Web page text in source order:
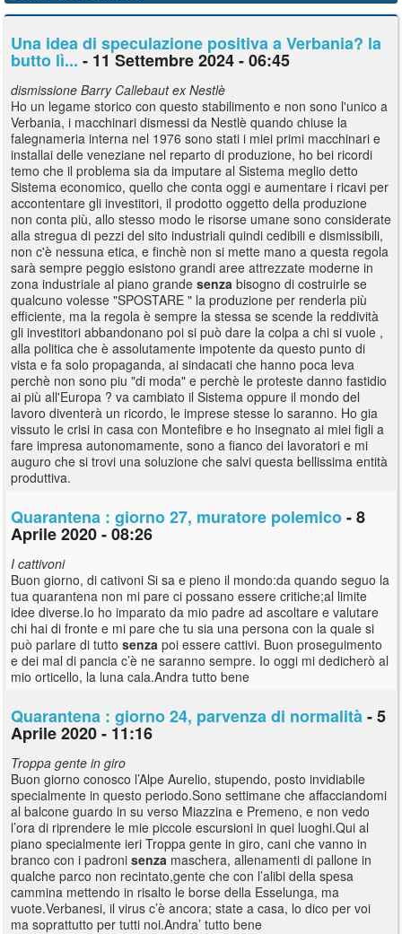
Una idea di speculazione positiva a Verbania? la
butto lì... - 11 Settembre 2024 - 06:45
dismissione Barry Callebaut ex Nestlè
Ho un legame storico con questo stabilimento e non sono l'unico a
Verbania, i macchinari dismessi da Nestlè quando chiuse la
falegnameria interna nel 1976 sono stati i miei primi macchinari e
installai delle veneziane nel reparto di produzione, ho bei ricordi
temo che il problema sia da imputare al Sistema meglio detto
Sistema economico, quello che conta oggi e aumentare i ricavi per
accontentare gli investitori, il prodotto oggetto della produzione
non conta più, allo stesso modo le risorse umane sono considerate
alla stregua di pezzi del sito industriali quindi cedibili e dismissibili,
non c'è nessuna etica, e finchè non si mette mano a questa regola
sarà sempre peggio esistono grandi aree attrezzate moderne in
zona industriale al piano grande senza bisogno di costruirle se
qualcuno volesse "SPOSTARE " la produzione per renderla più
efficiente, ma la regola è sempre la stessa se scende la reddività
gli investitori abbandonano poi si può dare la colpa a chi si vuole ,
alla politica che è assolutamente impotente da questo punto di
vista e fa solo propaganda, ai sindacati che hanno poca leva
perchè non sono piu "di moda" e perchè le proteste danno fastidio
ai più all'Europa ? va cambiato il Sistema oppure il mondo del
lavoro diventerà un ricordo, le imprese stesse lo saranno. Ho gia
vissuto le crisi in casa con Montefibre e ho insegnato ai miei figli a
fare impresa autonomamente, sono a fianco dei lavoratori e mi
auguro che si trovi una soluzione che salvi questa bellissima entità
produttiva.
Quarantena : giorno 27, muratore polemico- 8
Aprile 2020 - 08:26
I cattivoni
Buon giorno, di cativoni Si sa e pieno il mondo:da quando seguo la
tua quarantena non mi pare ci possano essere critiche;al limite
idee diverse.Io ho imparato da mio padre ad ascoltare e valutare
chi hai di fronte e mi pare che tu sia una persona con la quale si
può parlare di tutto senza poi essere cattivi. Buon proseguimento
e dei mal di pancia c’è ne saranno sempre. Io oggi mi dedicherò al
mio orticello, la luna cala.Andra tutto bene
Quarantena : giorno 24, parvenza di normalità- 5
Aprile 2020 - 11:16
Troppa gente in giro
Buon giorno conosco l’Alpe Aurelio, stupendo, posto invidiabile
specialmente in questo periodo.Sono settimane che affacciandomi
al balcone guardo in su verso Miazzina e Premeno, e non vedo
l’ora di riprendere le mie piccole escursioni in quei luoghi.Qui al
piano specialmente ieri Troppa gente in giro, cani che vanno in
branco con i padroni senza maschera, allenamenti di pallone in
qualche parco non recintato,gente che con l’alibi della spesa
cammina mettendo in risalto le borse della Esselunga, ma
vuote.Verbanesi, il virus c’è ancora; state a casa, lo dico per voi
ma soprattutto per tutti noi.Andra’ tutto bene